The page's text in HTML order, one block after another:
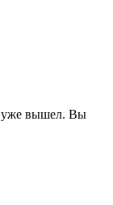
уже вышел. Вы